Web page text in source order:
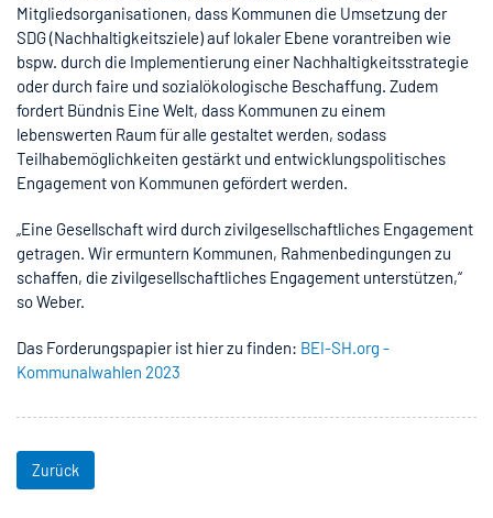
Mitgliedsorganisationen, dass Kommunen die Umsetzung der
SDG (Nachhaltigkeitsziele) auf lokaler Ebene vorantreiben wie
bspw. durch die Implementierung einer Nachhaltigkeitsstrategie
oder durch faire und sozialökologische Beschaffung. Zudem
fordert Bündnis Eine Welt, dass Kommunen zu einem
lebenswerten Raum für alle gestaltet werden, sodass
Teilhabemöglichkeiten gestärkt und entwicklungspolitisches
Engagement von Kommunen gefördert werden.
„Eine Gesellschaft wird durch zivilgesellschaftliches Engagement
getragen. Wir ermuntern Kommunen, Rahmenbedingungen zu
schaffen, die zivilgesellschaftliches Engagement unterstützen,“
so Weber.
Das Forderungspapier ist hier zu finden: BEI-SH.org -
Kommunalwahlen 2023
Zurück